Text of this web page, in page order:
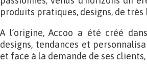
produits pratiques, designs, de
A l’origine, Accoo a été créé
designs, tendances et
et face à la demande de ses